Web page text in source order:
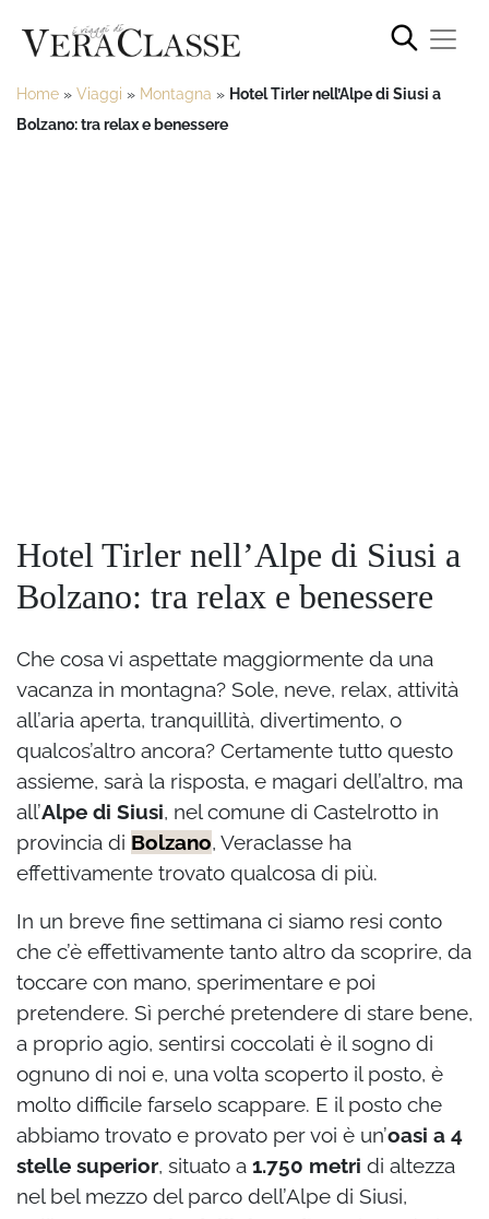
Home » Viaggi » Montagna » Hotel Tirler nell’Alpe di Siusi a
Bolzano: tra relax e benessere
Hotel Tirler nell’Alpe di Siusi a
Bolzano: tra relax e benessere
Che cosa vi aspettate maggiormente da una
vacanza in montagna? Sole, neve, relax, attività
all’aria aperta, tranquillità, divertimento, o
qualcos’altro ancora? Certamente tutto questo
assieme, sarà la risposta, e magari dell’altro, ma
all’Alpe di Siusi, nel comune di Castelrotto in
provincia di Bolzano, Veraclasse ha
effettivamente trovato qualcosa di più.
In un breve fine settimana ci siamo resi conto
che c’è effettivamente tanto altro da scoprire, da
toccare con mano, sperimentare e poi
pretendere. Sì perché pretendere di stare bene,
a proprio agio, sentirsi coccolati è il sogno di
ognuno di noi e, una volta scoperto il posto, è
molto difficile farselo scappare. E il posto che
abbiamo trovato e provato per voi è un’oasi a 4
stelle superior, situato a 1.750 metri di altezza
nel bel mezzo del parco dell’Alpe di Siusi,